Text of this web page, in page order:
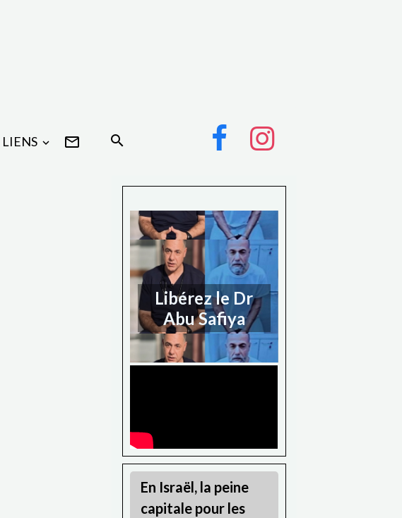
LIENS
Libérez le Dr
Abu Safiya
En Israël, la peine
capitale pour les